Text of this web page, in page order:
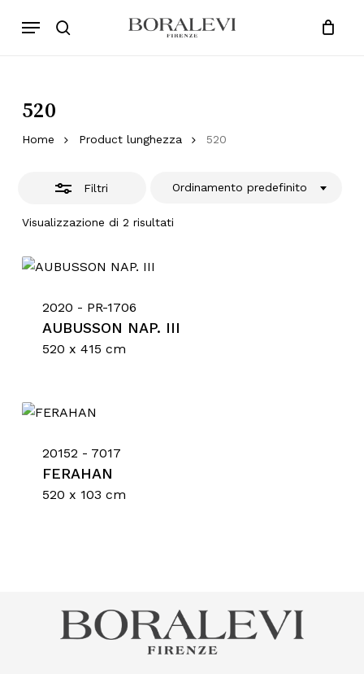
Products
search
Menu
Cart Close
Nessun prodotto nel
520
Home Product lunghezza 520
Filtri
Visualizzazione di 2 risultati
Ordinamento predefinito
Chiudi
2020 - PR-1706
AUBUSSON NAP. III
520 x 415 cm
20152 - 7017
FERAHAN
520 x 103 cm